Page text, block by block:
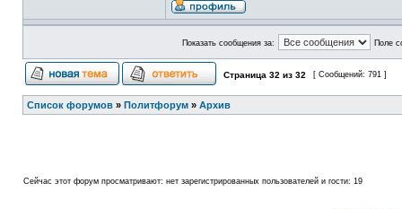
Показать сообщения за: Поле
Страница 32 из 32 [ Сообщений: 791 ]
Список форумов » Политфорум » Архив
Сейчас этот форум просматривают: нет зарегистрированных пользователей и гости: 19